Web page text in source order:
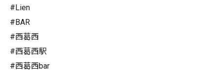
#Lien
#BAR
#西葛西
#西葛西駅
#西葛西bar